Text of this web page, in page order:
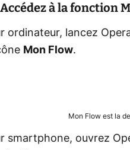
à la fonction
ordinateur, lancez
Mon Flow.
Mon Flow est la
smartphone, ouvrez